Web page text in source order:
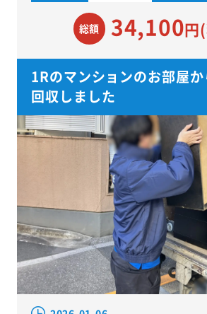
総額 34,100円
1Rのマンションのお部屋
回収しました